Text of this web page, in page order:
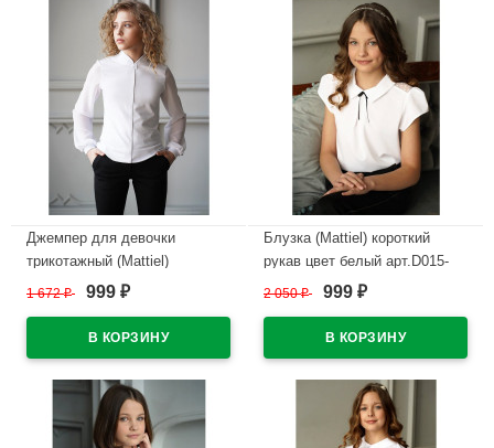
Джемпер для девочки
трикотажный (Mattiel)
длинный рукав цвет белый
34/128-44/164
1 672₽ 999 ₽
Блузка (Mattiel) короткий
рукав цвет белый арт.D015-
136 размерный ряд 34/134-
2 050₽ 999 ₽